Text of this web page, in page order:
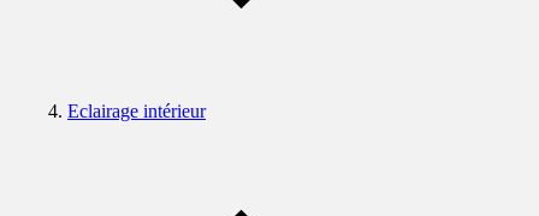
Eclairage intérieur